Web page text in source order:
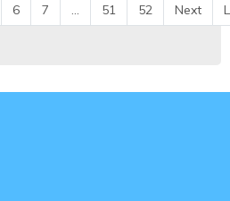
6 7 ... 51 52 Next